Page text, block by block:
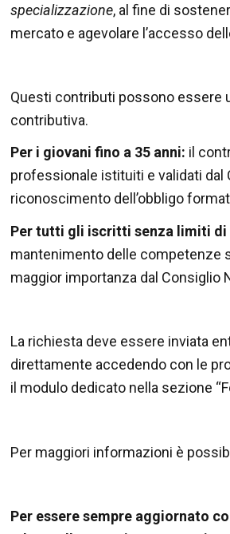
specializzazione, al fine di
mercato e agevolare l’accesso
Questi contributi possono essere
contributiva.
Per i giovani fino a 35 anni: il
professionale istituiti e validati dal
riconoscimento dell’obbligo
Per tutti gli iscritti senza limiti di
mantenimento delle competenze
maggior importanza dal Consiglio
La richiesta deve essere inviata
direttamente accedendo con le
il modulo dedicato nella sezione
Per maggiori informazioni è
Per essere sempre aggiornato